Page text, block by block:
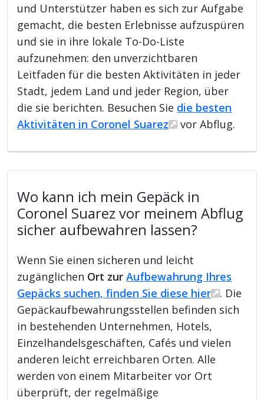
und Unterstützer haben es sich zur Aufgabe
gemacht, die besten Erlebnisse aufzuspüren
und sie in ihre lokale To-Do-Liste
aufzunehmen: den unverzichtbaren
Leitfaden für die besten Aktivitäten in jeder
Stadt, jedem Land und jeder Region, über
die sie berichten. Besuchen Sie die besten
Aktivitäten in Coronel Suarez
vor Abflug.
Wo kann ich mein Gepäck in
Coronel Suarez vor meinem Abflug
sicher aufbewahren lassen?
Wenn Sie einen sicheren und leicht
zugänglichen Ort zurAufbewahrung Ihres
Gepäcks suchen, finden Sie diese hier
. Die
Gepäckaufbewahrungsstellen befinden sich
in bestehenden Unternehmen, Hotels,
Einzelhandelsgeschäften, Cafés und vielen
anderen leicht erreichbaren Orten. Alle
werden von einem Mitarbeiter vor Ort
überprüft, der regelmäßige